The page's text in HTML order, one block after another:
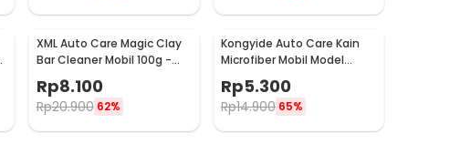
XML Auto Care Magic Clay
Bar Cleaner Mobil 100g -
QW89
Rp8.100
Rp20.900 62%
Kongyide Auto Care Kain
Microfiber Mobil Model
Bundar - L-20
Rp5.300
Rp14.900 65%